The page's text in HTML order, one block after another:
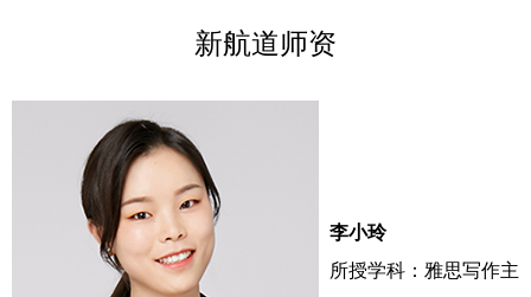
新航道师资
李小玲
所授学科：雅思写作主